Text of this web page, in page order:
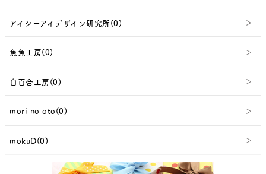
アイシーアイデザイン研究所(0)
魚魚工房(0)
白百合工房(0)
mori no oto(0)
mokuD(0)